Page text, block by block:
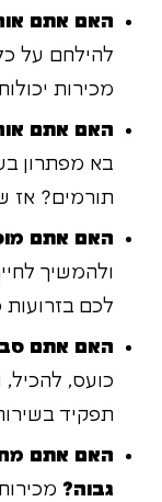
האם אתם
להילחם על
מכירות
האם אתם
בא מפתרון
תורמים? אז
האם אתם
ולהמשיך
לכם בזרועות
האם אתם
כועס, להכיל,
תפקיד
האם אתם
גבוה?